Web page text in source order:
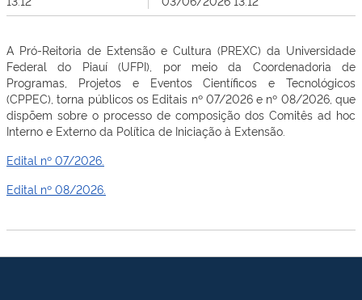
A Pró-Reitoria de Extensão e Cultura (PREXC) da Universidade
Federal do Piauí (UFPI), por meio da Coordenadoria de
Programas, Projetos e Eventos Científicos e Tecnológicos
(CPPEC), torna públicos os Editais nº 07/2026 e nº 08/2026, que
dispõem sobre o processo de composição dos Comitês ad hoc
Interno e Externo da Política de Iniciação à Extensão.
Edital nº 07/2026.
Edital nº 08/2026.